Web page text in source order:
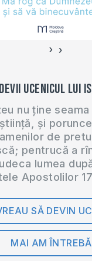
‹ ›
ucenicul lui
nu ține
și
de
pentrucă a
lumea
Apostolilor
SĂ DEVIN
MAI AM